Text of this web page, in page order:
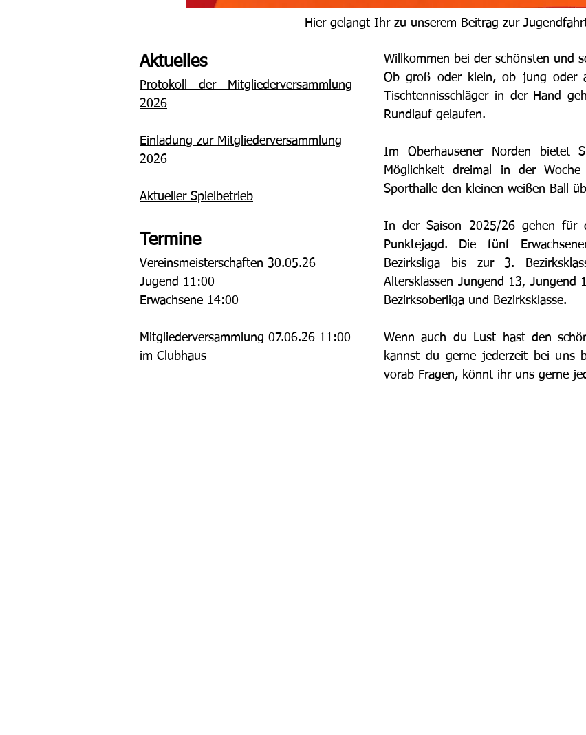
Hier gelangt Ihr zu unserem Beitrag zur
Aktuelles
Protokoll der Mitgliederversammlung
2026
Einladung zur Mitgliederversammlung
2026
Aktueller Spielbetrieb
Termine
Vereinsmeisterschaften 30.05.26
Jugend 11:00
Erwachsene 14:00
Mitgliederversammlung 07.06.26 11:00
im Clubhaus
Willkommen bei der schönsten und
Ob groß oder klein, ob jung oder
Tischtennisschläger in der Hand
Rundlauf gelaufen.
Im Oberhausener Norden bietet
Möglichkeit dreimal in der
Sporthalle den kleinen weißen Ball
In der Saison 2025/26 gehen für
Punktejagd. Die fünf
Bezirksliga bis zur 3.
Altersklassen Jungend 13,
Bezirksoberliga und Bezirksklasse.
Wenn auch du Lust hast den
kannst du gerne jederzeit bei uns
vorab Fragen, könnt ihr uns gerne